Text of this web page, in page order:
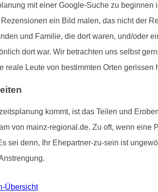
mit einer Google-Suche zu
ein Bild malen, das nicht der
und Familie, die dort waren, und/oder
dort war. Wir betrachten uns selbst
reale Leute von bestimmten Orten
kommt, ist das Teilen und
von mainz-regional.de. Zu oft, wenn
sei denn, Ihr Ehepartner-zu-sein ist
Übersicht